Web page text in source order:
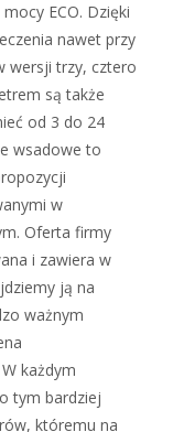
ECO. Dzięki
nawet przy
wersji trzy, cztero
są także
od 3 do 24
wsadowe to
w
Oferta firmy
i zawiera w
ją na
ważnym
każdym
tym bardziej
któremu na